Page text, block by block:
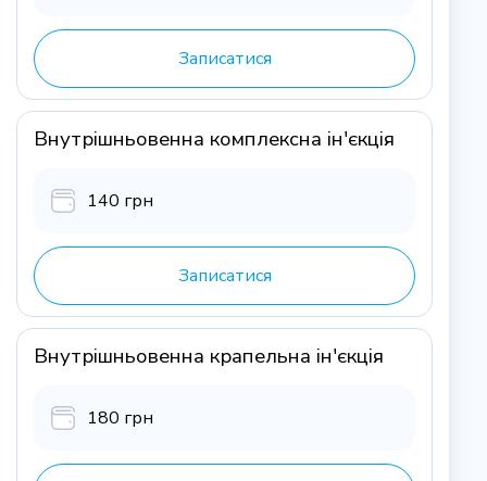
Записатися
Внутрішньовенна комплексна ін'єкція
140 грн
Записатися
Внутрішньовенна крапельна ін'єкція
180 грн